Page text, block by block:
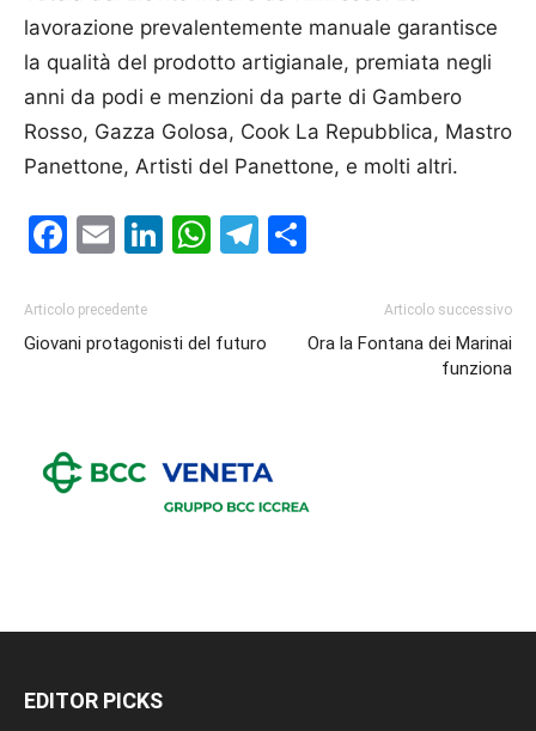
lavorazione prevalentemente manuale garantisce
la qualità del prodotto artigianale, premiata negli
anni da podi e menzioni da parte di Gambero
Rosso, Gazza Golosa, Cook La Repubblica, Mastro
Panettone, Artisti del Panettone, e molti altri.
Facebook
EmailLinkedIn
WhatsApp
Telegram
Articolo precedente
Giovani protagonisti del futuro
Articolo successivo
Ora la Fontana dei Marinai
funziona
EDITOR PICKS